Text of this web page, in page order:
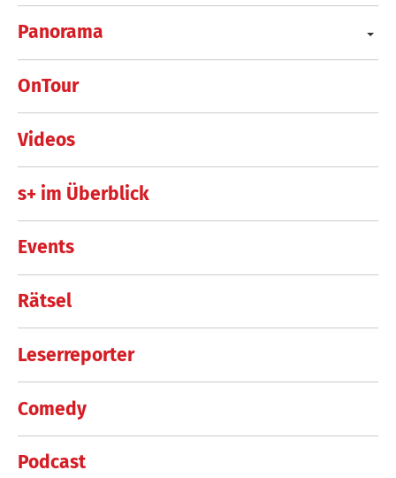
Panorama
OnTour
Videos
s+ im Überblick
Events
Rätsel
Leserreporter
Comedy
Podcast